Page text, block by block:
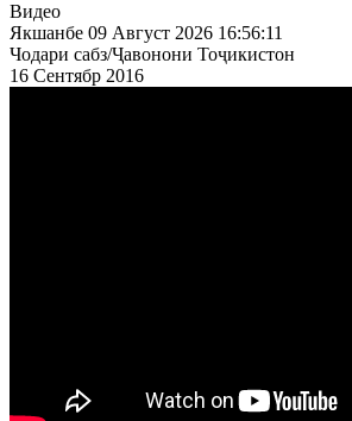
Видео
Якшанбе 09 Август 2026 16:56:11
Чодари сабз/Ҷавонони Тоҷикистон
16 Сентябр 2016